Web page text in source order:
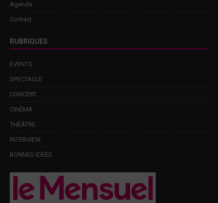
Agenda
Contact
RUBRIQUES
EVENTS
SPECTACLE
CONCERT
CINÉMA
THÉÂTRE
INTERVIEW
BONNES IDÉES